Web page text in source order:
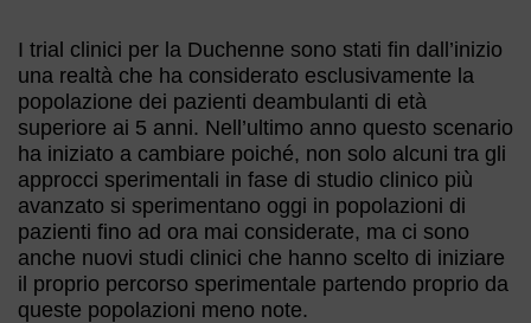
I trial clinici per la Duchenne sono stati fin dall’inizio
una realtà che ha considerato esclusivamente la
popolazione dei pazienti deambulanti di età
superiore ai 5 anni. Nell’ultimo anno questo scenario
ha iniziato a cambiare poiché, non solo alcuni tra gli
approcci sperimentali in fase di studio clinico più
avanzato si sperimentano oggi in popolazioni di
pazienti fino ad ora mai considerate, ma ci sono
anche nuovi studi clinici che hanno scelto di iniziare
il proprio percorso sperimentale partendo proprio da
queste popolazioni meno note.